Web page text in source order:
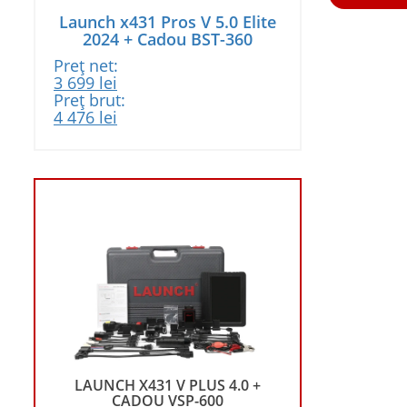
Launch x431 Pros V 5.0 Elite
2024 + Cadou BST-360
Preț net:
Prețul
inițial
a
3 699 lei
curent
Preț brut:
Prețul
4
4 476 lei
476 lei.
19
939